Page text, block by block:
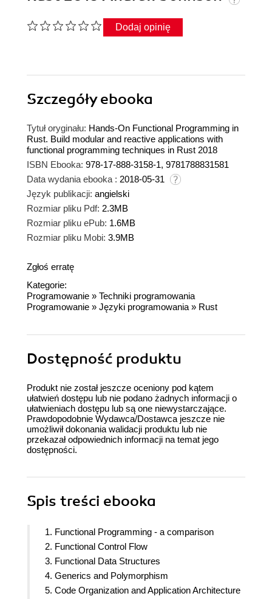
Dodaj opinię
Szczegółyebooka
Tytuł oryginału: Hands-On Functional Programming in
Rust. Build modular and reactive applications with
functional programming techniques in Rust 2018
ISBN Ebooka: 978-17-888-3158-1, 9781788831581
Data wydania ebooka : 2018-05-31
Język publikacji: angielski
Rozmiar pliku Pdf: 2.3MB
Rozmiar pliku ePub: 1.6MB
Rozmiar pliku Mobi: 3.9MB
Zgłoś erratę
Kategorie:
Programowanie » Techniki programowania
Programowanie » Języki programowania » Rust
Dostępność produktu
Produkt nie został jeszcze oceniony pod kątem
ułatwień dostępu lub nie podano żadnych informacji o
ułatwieniach dostępu lub są one niewystarczające.
Prawdopodobnie Wydawca/Dostawca jeszcze nie
umożliwił dokonania walidacji produktu lub nie
przekazał odpowiednich informacji na temat jego
dostępności.
Spis treści ebooka
1. Functional Programming - a comparison
2. Functional Control Flow
3. Functional Data Structures
4. Generics and Polymorphism
5. Code Organization and Application Architecture